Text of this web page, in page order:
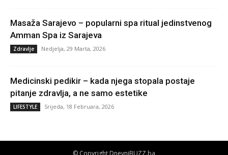
Masaža Sarajevo – popularni spa ritual jedinstvenog
Amman Spa iz Sarajeva
Zdravlje Nedjelja, 29 Marta, 2026
Medicinski pedikir – kada njega stopala postaje
pitanje zdravlja, a ne samo estetike
LIFESTYLE Srijeda, 18 Februara, 2026
© Copyright DnevniBUZZ.ba